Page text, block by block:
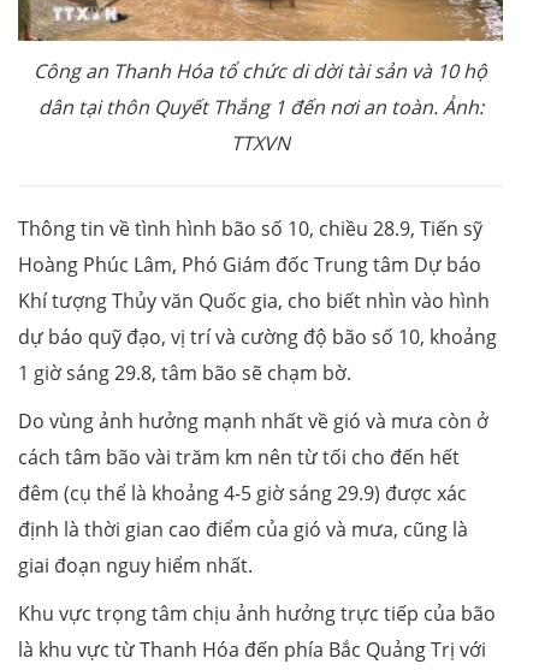
Công an Thanh Hóa tổ chức di dời tài sản và 10 hộ
dân tại thôn Quyết Thắng 1 đến nơi an toàn. Ảnh:
TTXVN
Thông tin về tình hình bão số 10, chiều 28.9, Tiến sỹ
Hoàng Phúc Lâm, Phó Giám đốc Trung tâm Dự báo
Khí tượng Thủy văn Quốc gia, cho biết nhìn vào hình
dự báo quỹ đạo, vị trí và cường độ bão số 10, khoảng
1 giờ sáng 29.8, tâm bão sẽ chạm bờ.
Do vùng ảnh hưởng mạnh nhất về gió và mưa còn ở
cách tâm bão vài trăm km nên từ tối cho đến hết
đêm (cụ thể là khoảng 4-5 giờ sáng 29.9) được xác
định là thời gian cao điểm của gió và mưa, cũng là
giai đoạn nguy hiểm nhất.
Khu vực trọng tâm chịu ảnh hưởng trực tiếp của bão
là khu vực từ Thanh Hóa đến phía Bắc Quảng Trị với